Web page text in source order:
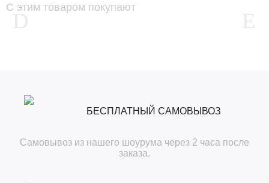
С этим товаром покупают
БЕСПЛАТНЫЙ САМОВЫВОЗ
Самовывоз из нашего шоурума через 2 часа после
заказа.